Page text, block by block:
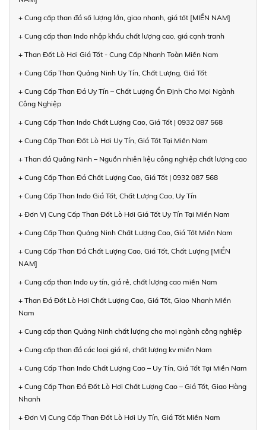
+ Cung cấp than đá số lượng lớn, giao nhanh, giá tốt [MIỀN NAM]
+ Cung cấp than Indo nhập khẩu chất lượng cao, giá cạnh tranh
+ Than Đốt Lò Hơi Giá Tốt - Cung Cấp Nhanh Toàn Miền Nam
+ Cung Cấp Than Quảng Ninh Uy Tín, Chất Lượng, Giá Tốt
+ Cung Cấp Than Đá Uy Tín – Chất Lượng Ổn Định Cho Mọi Ngành
Công Nghiệp
+ Cung Cấp Than Indo Chất Lượng Cao, Giá Tốt | 0932 087 568
+ Cung Cấp Than Đốt Lò Hơi Uy Tín, Giá Tốt Tại Miền Nam
+ Than đá Quảng Ninh – Nguồn nhiên liệu công nghiệp chất lượng cao
+ Cung Cấp Than Đá Chất Lượng Cao, Giá Tốt | 0932 087 568
+ Cung Cấp Than Indo Giá Tốt, Chất Lượng Cao, Uy Tín
+ Đơn Vị Cung Cấp Than Đốt Lò Hơi Giá Tốt Uy Tín Tại Miền Nam
+ Cung Cấp Than Quảng Ninh Chất Lượng Cao, Giá Tốt Miền Nam
+ Cung Cấp Than Đá Chất Lượng Cao, Giá Tốt, Chất Lượng [MIỀN
NAM]
+ Cung cấp than Indo uy tín, giá rẻ, chất lượng cao miền Nam
+ Than Đá Đốt Lò Hơi Chất Lượng Cao, Giá Tốt, Giao Nhanh Miền
Nam
+ Cung cấp than Quảng Ninh chất lượng cho mọi ngành công nghiệp
+ Cung cấp than đá các loại giá rẻ, chất lượng kv miền Nam
+ Cung Cấp Than Indo Chất Lượng Cao – Uy Tín, Giá Tốt Tại Miền Nam
+ Cung Cấp Than Đá Đốt Lò Hơi Chất Lượng Cao – Giá Tốt, Giao Hàng
Nhanh
+ Đơn Vị Cung Cấp Than Đốt Lò Hơi Uy Tín, Giá Tốt Miền Nam